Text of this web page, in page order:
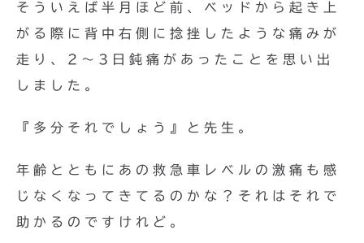
そういえば半月ほど前、ベッドから起き上
がる際に背中右側に捻挫したような痛みが
走り、2〜3日鈍痛があったことを思い出
しました。
『多分それでしょう』と先生。
年齢とともにあの救急車レベルの激痛も感
じなくなってきてるのかな？それはそれで
助かるのですけれど。